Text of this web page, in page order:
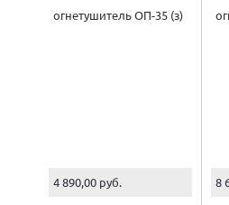
огнетушитель ОП-35 (з)
4 890,00 руб. 8